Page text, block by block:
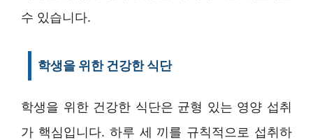
수 있습니다.
학생을 위한 건강한 식단
학생을 위한 건강한 식단은 균형 있는 영양 섭취
가 핵심입니다. 하루 세 끼를 규칙적으로 섭취하